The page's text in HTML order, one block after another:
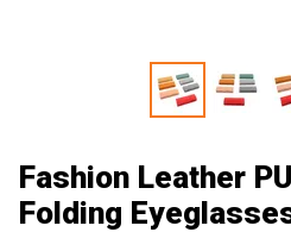
Fashion Leather
Folding